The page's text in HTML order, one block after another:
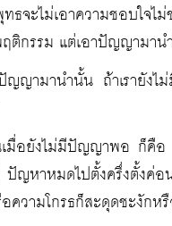
ทธจะไม่เอาความชอบใ
ติกรรม แต่เอาปัญญามานำ
ปัญญามานำนั้น ถ้าเรายั
มื่อยังไม่มีปัญญาพอ ก็คือ
ญหาหมดไปตั้งครึ่งตั้งค่
วามโกรธก็สะดุดชะงักห